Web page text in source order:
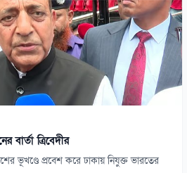
বার্তা ত্রিবেদীর
ভূখণ্ডে প্রবেশ করে ঢাকায় নিযুক্ত ভারতের